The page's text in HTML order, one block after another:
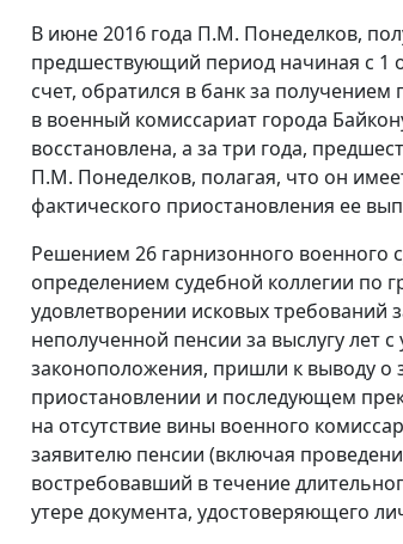
В июне 2016 года П.М. Понеделков,
предшествующий период начиная с 1
счет, обратился в банк за
в военный комиссариат города
восстановлена, а за три года,
П.М. Понеделков, полагая, что он
фактического приостановления ее
Решением 26 гарнизонного военного
определением судебной коллегии по
удовлетворении исковых требований
неполученной пенсии за выслугу лет
законоположения, пришли к выводу о
приостановлении и последующем
на отсутствие вины военного
заявителю пенсии (включая
востребовавший в течение
утере документа, удостоверяющего